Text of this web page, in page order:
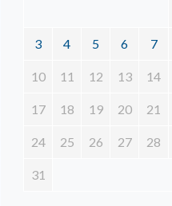
3 4 5 6 7
10 11 12 13 14
17 18 19 20 21
24 25 26 27 28
31